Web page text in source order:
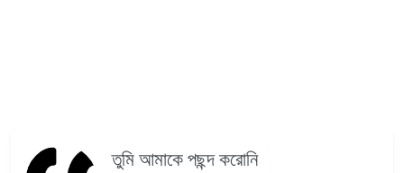
তুমি আমাকে পছন্দ করোনি